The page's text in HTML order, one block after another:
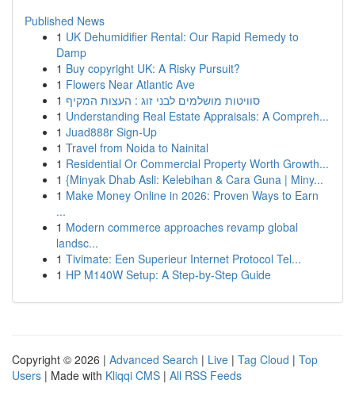
Published News
1 UK Dehumidifier Rental: Our Rapid Remedy to
Damp
1 Buy copyright UK: A Risky Pursuit?
1 Flowers Near Atlantic Ave
1 סוויטות מושלמים לבני זוג : העצות המקיף
1 Understanding Real Estate Appraisals: A Compreh...
1 Juad888r Sign-Up
1 Travel from Noida to Nainital
1 Residential Or Commercial Property Worth Growth...
1 {Minyak Dhab Asli: Kelebihan & Cara Guna | Miny...
1 Make Money Online in 2026: Proven Ways to Earn
...
1 Modern commerce approaches revamp global
landsc...
1 Tivimate: Een Superieur Internet Protocol Tel...
1 HP M140W Setup: A Step-by-Step Guide
Copyright © 2026 | Advanced Search | Live | Tag Cloud | Top
Users | Made with Kliqqi CMS | All RSS Feeds